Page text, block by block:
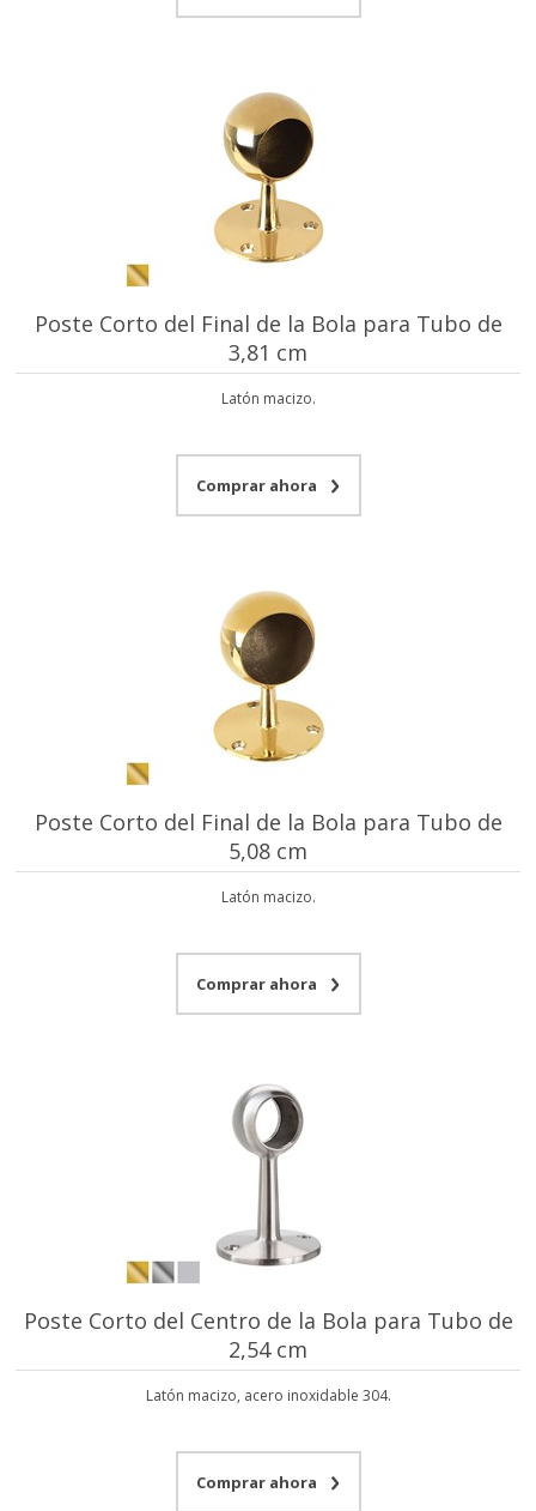
Poste Corto del Final de la Bola para Tubo de
3,81 cm
Latón macizo.
Comprar ahora
Poste Corto del Final de la Bola para Tubo de
5,08 cm
Latón macizo.
Comprar ahora
Poste Corto del Centro de la Bola para Tubo de
2,54 cm
Latón macizo, acero inoxidable 304.
Comprar ahora